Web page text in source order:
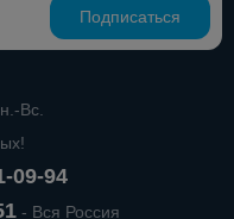
Подписаться
Вс.
09-94
- Вся Россия